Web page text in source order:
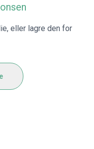
eller lagre den for